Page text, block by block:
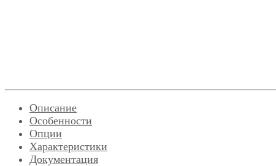
Описание
Особенности
Опции
Характеристики
Документация